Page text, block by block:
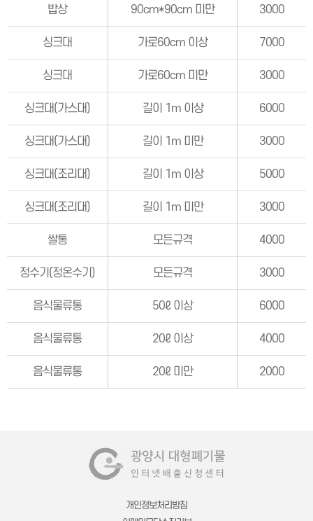
밥상 90cm*90cm 미만 3000
싱크대 가로60cm 이상 7000
싱크대 가로60cm 미만 3000
싱크대(가스대) 길이 1m 이상 6000
싱크대(가스대) 길이 1m 미만 3000
싱크대(조리대) 길이 1m 이상 5000
싱크대(조리대) 길이 1m 미만 3000
쌀통 모든규격 4000
정수기(정온수기) 모든규격 3000
음식물류통 50ℓ 이상 6000
음식물류통 20ℓ 이상 4000
음식물류통 20ℓ 미만 2000
개인정보처리방침